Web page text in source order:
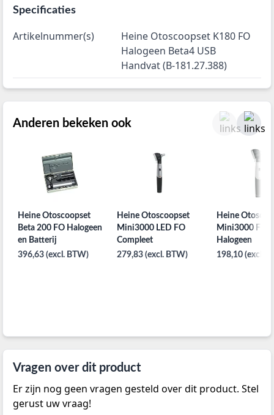
Specificaties
Artikelnummer(s)
Heine Otoscoopset K180 FO
Halogeen Beta4 USB
Handvat (B-181.27.388)
Anderen bekeken ook
Heine Otoscoopset
Beta 200 FO Halogeen
en Batterij
396,63 (excl. BTW)
Heine Otoscoopset
Mini3000 LED FO
Compleet
279,83 (excl. BTW)
Heine
Mini3000 FO
Halogeen
198,10 (excl.
Vragen over dit product
Er zijn nog geen vragen gesteld over dit product. Stel
gerust uw vraag!